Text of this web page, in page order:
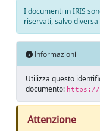
I documenti in IRIS
riservati, salvo
Informazioni
Utilizza questo
documento: https://
Attenzione